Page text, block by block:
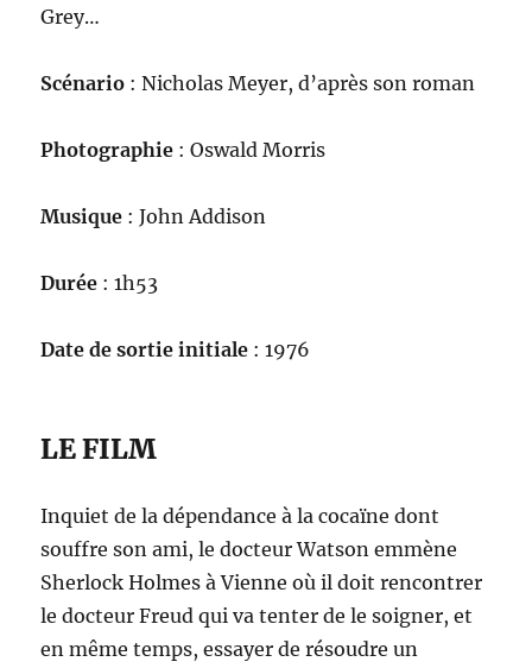
Grey…
Scénario : Nicholas Meyer, d’après son roman
Photographie : Oswald Morris
Musique : John Addison
Durée : 1h53
Date de sortie initiale : 1976
LE FILM
Inquiet de la dépendance à la cocaïne dont
souffre son ami, le docteur Watson emmène
Sherlock Holmes à Vienne où il doit rencontrer
le docteur Freud qui va tenter de le soigner, et
en même temps, essayer de résoudre un